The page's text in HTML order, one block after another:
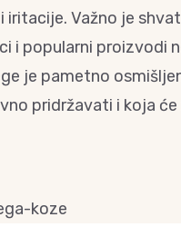
iritacije. Važno je
i popularni proizvodi
je pametno
pridržavati i koja